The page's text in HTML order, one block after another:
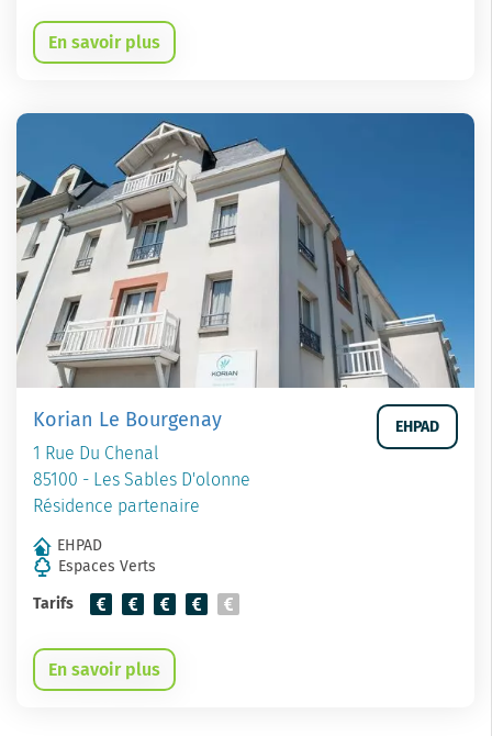
En savoir plus
Korian Le Bourgenay
1 Rue Du Chenal
85100 - Les Sables D'olonne
Résidence partenaire
EHPAD
EHPAD
Espaces Verts
Tarifs
En savoir plus